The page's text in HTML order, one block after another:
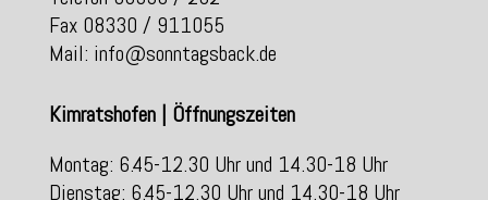
Fax 08330 / 911055
Mail: info@sonntagsback.de
Kimratshofen | Öffnungszeiten
Montag: 6.45-12.30 Uhr und 14.30-18 Uhr
Dienstag: 6.45-12.30 Uhr und 14.30-18 Uhr